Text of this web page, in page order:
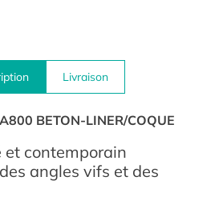
Livraison
BETON-LINER/COQUE
contemporain
angles vifs et des